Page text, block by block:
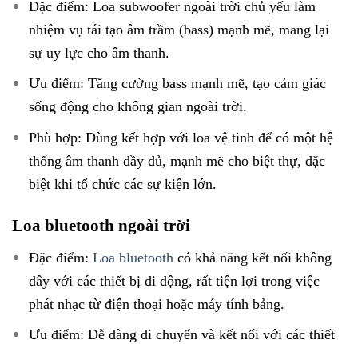
Đặc điểm: Loa subwoofer ngoài trời chủ yếu làm
nhiệm vụ tái tạo âm trầm (bass) mạnh mẽ, mang lại
sự uy lực cho âm thanh.
Ưu điểm: Tăng cường bass mạnh mẽ, tạo cảm giác
sống động cho không gian ngoài trời.
Phù hợp: Dùng kết hợp với loa vệ tinh để có một hệ
thống âm thanh đầy đủ, mạnh mẽ cho biệt thự, đặc
biệt khi tổ chức các sự kiện lớn.
Loa bluetooth ngoài trời
Đặc điểm: Loa bluetooth có khả năng kết nối không
dây với các thiết bị di động, rất tiện lợi trong việc
phát nhạc từ điện thoại hoặc máy tính bảng.
Ưu điểm: Dễ dàng di chuyển và kết nối với các thiết